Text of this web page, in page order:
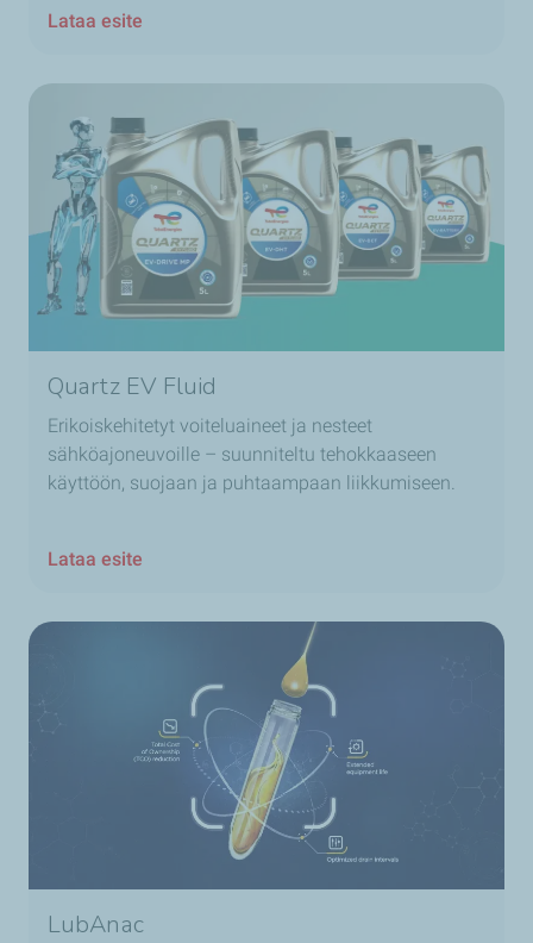
Lataa esite
Quartz EV Fluid
Erikoiskehitetyt voiteluaineet ja nesteet
sähköajoneuvoille – suunniteltu tehokkaaseen
käyttöön, suojaan ja puhtaampaan liikkumiseen.
Lataa esite
LubAnac